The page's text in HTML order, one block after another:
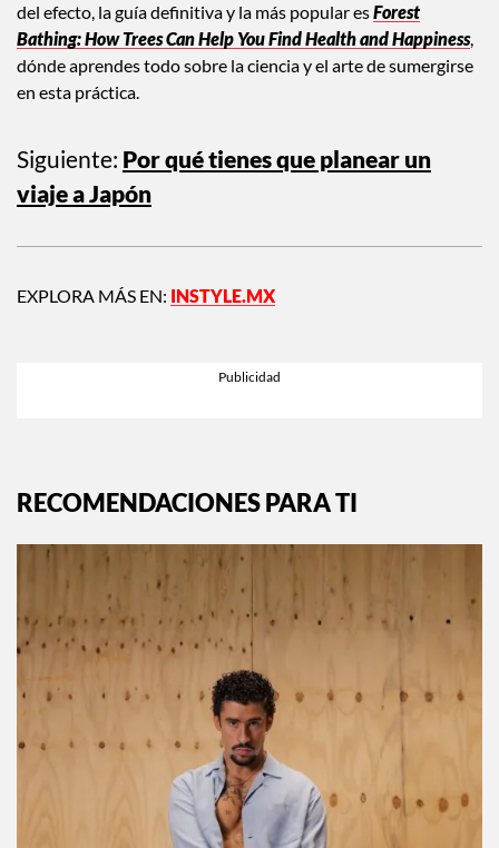
del efecto, la guía definitiva y la más popular esForest
Bathing: How Trees Can Help You Find Health and Happiness,
dónde aprendes todo sobre la ciencia y el arte de sumergirse
en esta práctica.
Siguiente: Por qué tienes que planear un
viaje a Japón
EXPLORA MÁS EN: INSTYLE.MX
RECOMENDACIONES PARA TI